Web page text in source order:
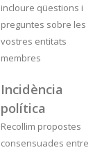
incloure qüestions i
preguntes sobre les
vostres entitats
membres
Incidència
política
Recollim propostes
consensuades entre